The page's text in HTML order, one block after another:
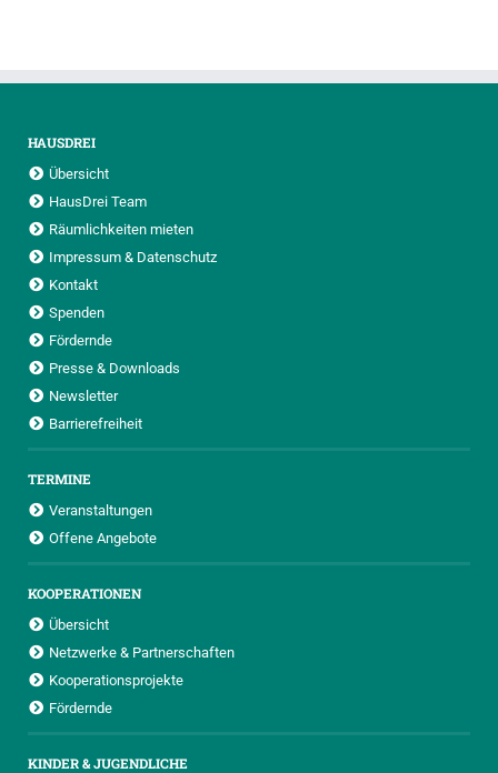
HAUSDREI
Übersicht
HausDrei Team
Räumlichkeiten mieten
Impressum & Datenschutz
Kontakt
Spenden
Fördernde
Presse & Downloads
Newsletter
Barrierefreiheit
TERMINE
Veranstaltungen
Offene Angebote
KOOPERATIONEN
Übersicht
Netzwerke & Partnerschaften
Kooperationsprojekte
Fördernde
KINDER & JUGENDLICHE